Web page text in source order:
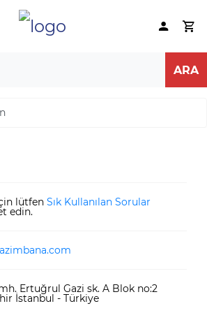
lütfen Sık Kullanılan Sorular
edin.
Ertuğrul Gazi sk. A Blok no:2
İstanbul - Türkiye